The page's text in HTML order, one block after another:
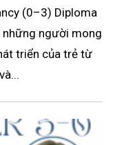
(0–3) Diploma
những người mong
triển của trẻ từ